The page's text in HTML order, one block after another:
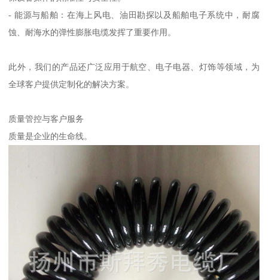
- 能源与船舶：在海上风电、油田勘探以及船舶电子系统中，耐腐
蚀、耐海水的弹性膨胀电缆发挥了重要作用。
此外，我们的产品还广泛应用于航空、电子电器、灯饰等领域，为
全球客户提供定制化的解决方案。
质量管控与客户服务
质量是企业的生命线。